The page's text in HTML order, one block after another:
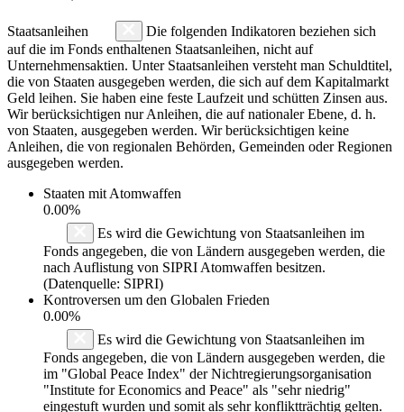
Staatsanleihen
Die folgenden Indikatoren beziehen sich
auf die im Fonds enthaltenen Staatsanleihen, nicht auf
Unternehmensaktien. Unter Staatsanleihen versteht man Schuldtitel,
die von Staaten ausgegeben werden, die sich auf dem Kapitalmarkt
Geld leihen. Sie haben eine feste Laufzeit und schütten Zinsen aus.
Wir berücksichtigen nur Anleihen, die auf nationaler Ebene, d. h.
von Staaten, ausgegeben werden. Wir berücksichtigen keine
Anleihen, die von regionalen Behörden, Gemeinden oder Regionen
ausgegeben werden.
Staaten mit Atomwaffen
0.00%
Es wird die Gewichtung von Staatsanleihen im
Fonds angegeben, die von Ländern ausgegeben werden, die
nach Auflistung von SIPRI Atomwaffen besitzen.
(Datenquelle: SIPRI)
Kontroversen um den Globalen Frieden
0.00%
Es wird die Gewichtung von Staatsanleihen im
Fonds angegeben, die von Ländern ausgegeben werden, die
im "Global Peace Index" der Nichtregierungsorganisation
"Institute for Economics and Peace" als "sehr niedrig"
eingestuft wurden und somit als sehr konfliktträchtig gelten.